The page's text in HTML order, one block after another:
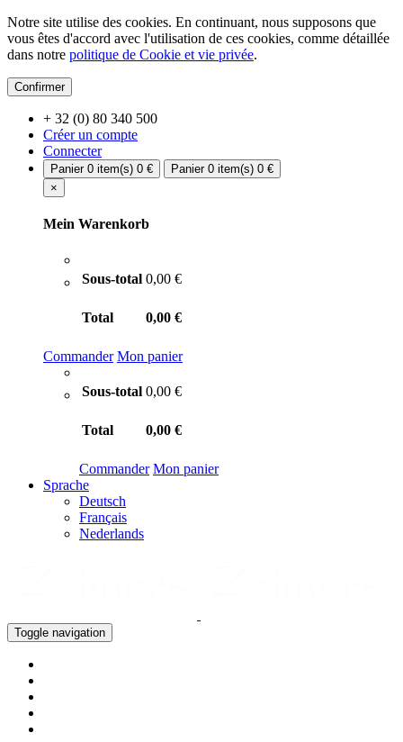
Notre site utilise des cookies. En continuant, nous supposons que
vous êtes d'accord avec l'utilisation de ces cookies, comme détaillée
dans notre politique de Cookie et vie privée.
Confirmer
+ 32 (0) 80 340 500
Créer un compte
Connecter
Panier 0 item(s) 0 € Panier 0 item(s) 0 €
×
Mein Warenkorb
Sous-total 0,00 €
Total 0,00 €
Commander Mon panier
Sous-total 0,00 €
Total 0,00 €
Commander Mon panier
Sprache
Deutsch
Français
Nederlands
Toggle navigation